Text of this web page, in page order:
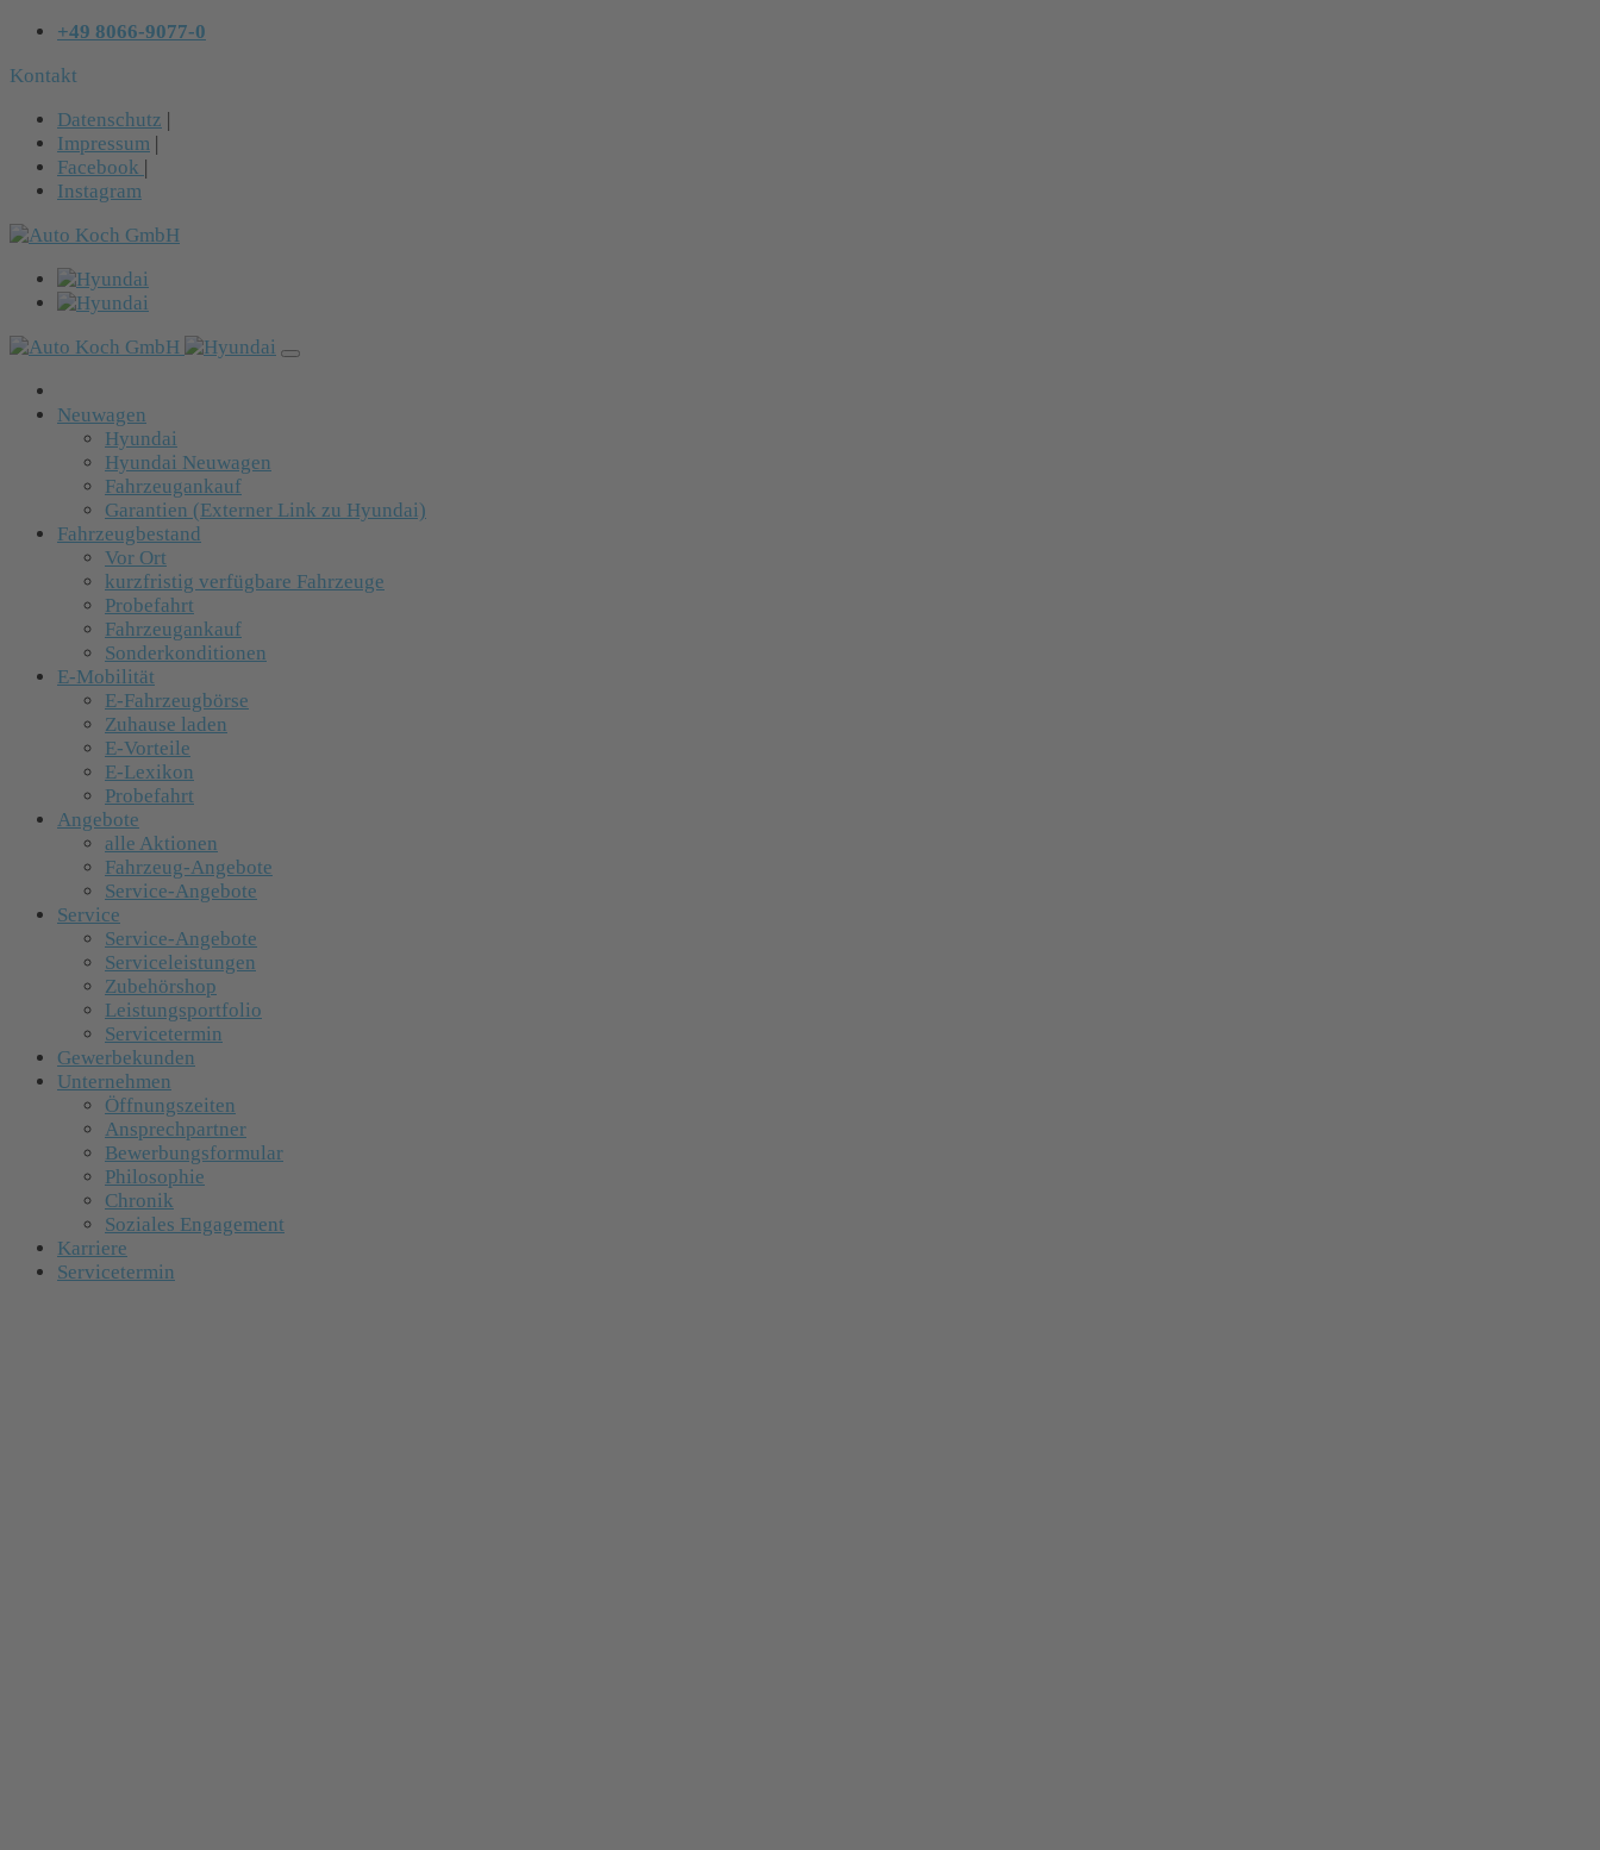
+49 8066-9077-0
Kontakt
Datenschutz |
Impressum |
Facebook |
Instagram
Neuwagen
Hyundai
Hyundai Neuwagen
Fahrzeugankauf
Garantien (Externer Link zu Hyundai)
Fahrzeugbestand
Vor Ort
kurzfristig verfügbare Fahrzeuge
Probefahrt
Fahrzeugankauf
Sonderkonditionen
E-Mobilität
E-Fahrzeugbörse
Zuhause laden
E-Vorteile
E-Lexikon
Probefahrt
Angebote
alle Aktionen
Fahrzeug-Angebote
Service-Angebote
Service
Service-Angebote
Serviceleistungen
Zubehörshop
Leistungsportfolio
Servicetermin
Gewerbekunden
Unternehmen
Öffnungszeiten
Ansprechpartner
Bewerbungsformular
Philosophie
Chronik
Soziales Engagement
Karriere
Servicetermin